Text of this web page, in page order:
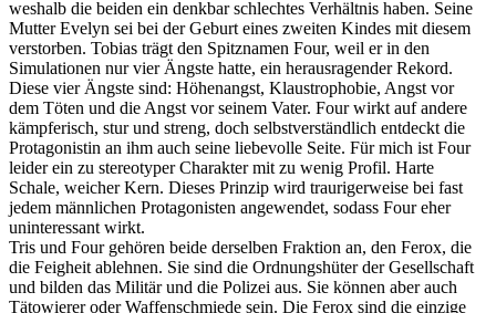
weshalb die beiden ein denkbar schlechtes Verhältnis haben. Seine
Mutter Evelyn sei bei der Geburt eines zweiten Kindes mit diesem
verstorben. Tobias trägt den Spitznamen Four, weil er in den
Simulationen nur vier Ängste hatte, ein herausragender Rekord.
Diese vier Ängste sind: Höhenangst, Klaustrophobie, Angst vor
dem Töten und die Angst vor seinem Vater. Four wirkt auf andere
kämpferisch, stur und streng, doch selbstverständlich entdeckt die
Protagonistin an ihm auch seine liebevolle Seite. Für mich ist Four
leider ein zu stereotyper Charakter mit zu wenig Profil. Harte
Schale, weicher Kern. Dieses Prinzip wird traurigerweise bei fast
jedem männlichen Protagonisten angewendet, sodass Four eher
uninteressant wirkt.
Tris und Four gehören beide derselben Fraktion an, den Ferox, die
die Feigheit ablehnen. Sie sind die Ordnungshüter der Gesellschaft
und bilden das Militär und die Polizei aus. Sie können aber auch
Tätowierer oder Waffenschmiede sein. Die Ferox sind die einzige